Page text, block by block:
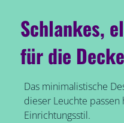
Schlankes,
für die Decke
Das minimalistische
dieser Leuchte
Einrichtungsstil.